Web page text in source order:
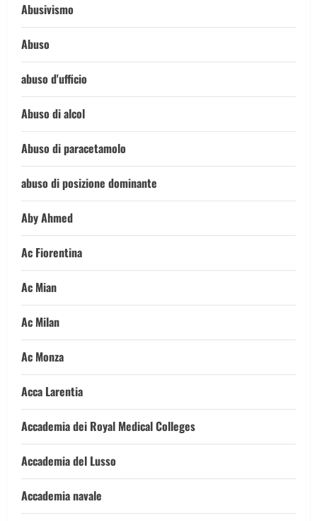
Abusivismo
Abuso
abuso d'ufficio
Abuso di alcol
Abuso di paracetamolo
abuso di posizione dominante
Aby Ahmed
Ac Fiorentina
Ac Mian
Ac Milan
Ac Monza
Acca Larentia
Accademia dei Royal Medical Colleges
Accademia del Lusso
Accademia navale